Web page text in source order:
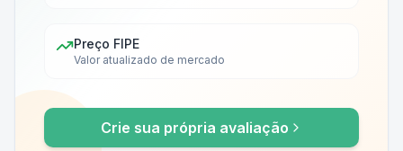
Preço FIPE
Valor atualizado de mercado
Crie sua própria avaliação